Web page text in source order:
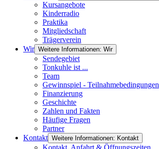
Kursangebote
Kinderradio
Praktika
Mitgliedschaft
Trägerverein
Wir Weitere Informationen: Wir
Sendegebiet
Tonkuhle ist ...
Team
Gewinnspiel - Teilnahmebedingungen
Finanzierung
Geschichte
Zahlen und Fakten
Häufige Fragen
Partner
Kontakt Weitere Informationen: Kontakt
Kontakt, Anfahrt & Öffnungszeiten